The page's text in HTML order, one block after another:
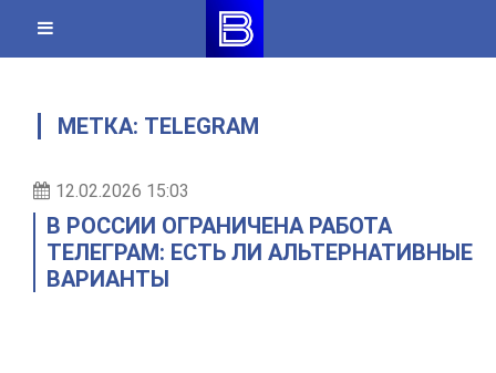
content
МЕТКА: TELEGRAM
12.02.2026 15:03
В РОССИИ ОГРАНИЧЕНА РАБОТА
ТЕЛЕГРАМ: ЕСТЬ ЛИ АЛЬТЕРНАТИВНЫЕ
ВАРИАНТЫ